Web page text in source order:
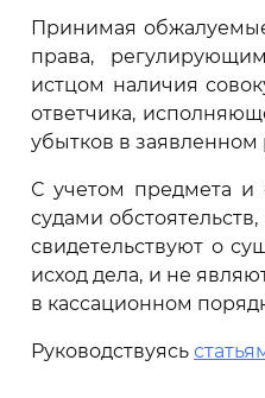
Принимая
права,
истцом наличия
ответчика,
убытков в заявленном
С учетом предмета и
судами
свидетельствуют о
исход дела, и не
в кассационном
Руководствуясь